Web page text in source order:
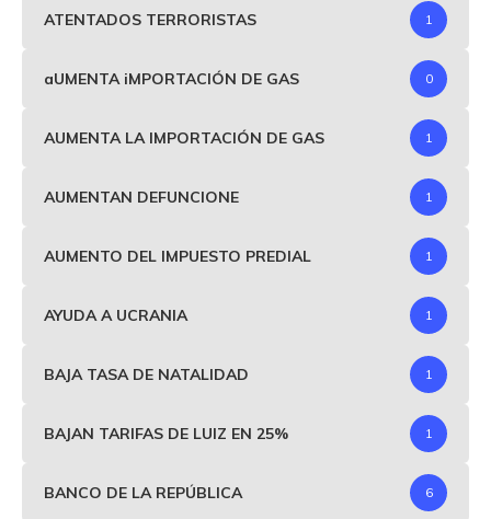
ATENTADOS TERRORISTAS 1
aUMENTA iMPORTACIÓN DE GAS 0
AUMENTA LA IMPORTACIÓN DE GAS 1
AUMENTAN DEFUNCIONE 1
AUMENTO DEL IMPUESTO PREDIAL 1
AYUDA A UCRANIA 1
BAJA TASA DE NATALIDAD 1
BAJAN TARIFAS DE LUIZ EN 25% 1
BANCO DE LA REPÚBLICA 6